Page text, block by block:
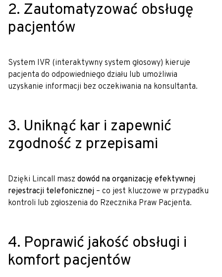
2. Zautomatyzować obsługę
pacjentów
System IVR (interaktywny system głosowy) kieruje
pacjenta do odpowiedniego działu lub umożliwia
uzyskanie informacji bez oczekiwania na konsultanta.
3. Uniknąć kar i zapewnić
zgodność z przepisami
Dzięki Lincall masz dowód na organizację efektywnej
rejestracji telefonicznej – co jest kluczowe w przypadku
kontroli lub zgłoszenia do Rzecznika Praw Pacjenta.
4. Poprawić jakość obsługi i
komfort pacjentów